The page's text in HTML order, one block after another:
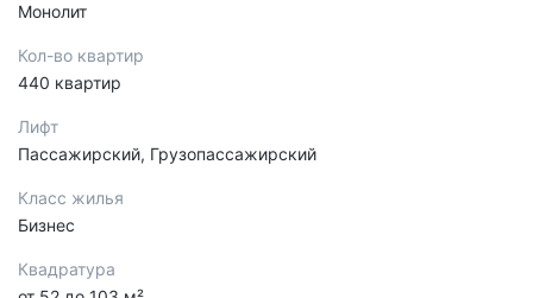
Монолит
Кол-во квартир
440 квартир
Лифт
Пассажирский, Грузопассажирский
Класс жилья
Бизнес
Квадратура